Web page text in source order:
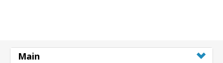
PESQUISAR
Main